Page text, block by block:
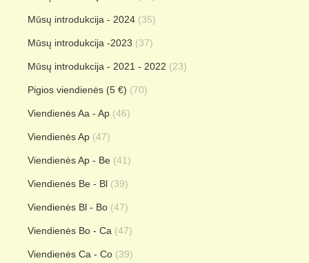
Mūsų introdukcija - 2024 (35)
Mūsų introdukcija -2023 (37)
Mūsų introdukcija - 2021 - 2022 (23)
Pigios viendienės (5 €) (70)
Viendienės Aa - Ap (46)
Viendienės Ap (47)
Viendienės Ap - Be (41)
Viendienės Be - Bl (39)
Viendienės Bl - Bo (47)
Viendienės Bo - Ca (47)
Viendienės Ca - Co (39)